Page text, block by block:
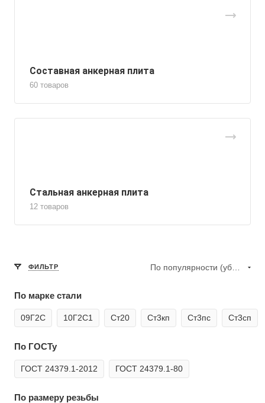
Составная анкерная плита
60 товаров
Стальная анкерная плита
12 товаров
ФИЛЬТР
По марке стали
09Г2С 10Г2С1 Ст20 Ст3кп Ст3пс Ст3сп
По ГОСТу
ГОСТ 24379.1-2012 ГОСТ 24379.1-80
По размеру резьбы